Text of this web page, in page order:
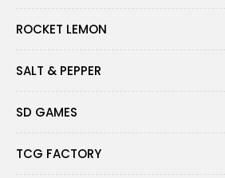
ROCKET LEMON
SALT & PEPPER
SD GAMES
TCG FACTORY